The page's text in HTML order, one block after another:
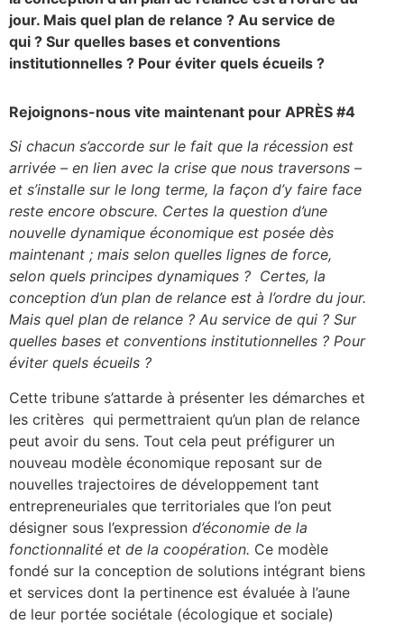
jour. Mais quel plan de relance ? Au service de
qui ? Sur quelles bases et conventions
institutionnelles ? Pour éviter quels écueils ?
Rejoignons-nous vite maintenant pour APRÈS #4
Si chacun s’accorde sur le fait que la récession est
arrivée – en lien avec la crise que nous traversons –
et s’installe sur le long terme, la façon d’y faire face
reste encore obscure. Certes la question d’une
nouvelle dynamique économique est posée dès
maintenant ; mais selon quelles lignes de force,
selon quels principes dynamiques ? Certes, la
conception d’un plan de relance est à l’ordre du jour.
Mais quel plan de relance ? Au service de qui ? Sur
quelles bases et conventions institutionnelles ? Pour
éviter quels écueils ?
Cette tribune s’attarde à présenter les démarches et
les critères qui permettraient qu’un plan de relance
peut avoir du sens. Tout cela peut préfigurer un
nouveau modèle économique reposant sur de
nouvelles trajectoires de développement tant
entrepreneuriales que territoriales que l’on peut
désigner sous l’expression d’économie de la
fonctionnalité et de la coopération. Ce modèle
fondé sur la conception de solutions intégrant biens
et services dont la pertinence est évaluée à l’aune
de leur portée sociétale (écologique et sociale)